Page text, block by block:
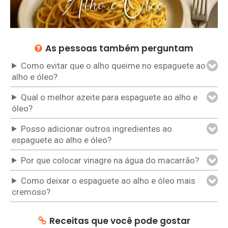
N
T
O
C
O
N
S
E
R
V
A
S
C
U
As pessoas também perguntam
Como evitar que o alho queime no espaguete ao
alho e óleo?
Qual o melhor azeite para espaguete ao alho e
óleo?
Posso adicionar outros ingredientes ao
espaguete ao alho e óleo?
Por que colocar vinagre na água do macarrão?
Como deixar o espaguete ao alho e óleo mais
cremoso?
Receitas que você pode gostar